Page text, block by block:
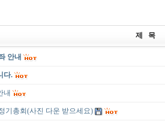
제 목
안내
다.
내
기총회(사진 다운 받으세요)